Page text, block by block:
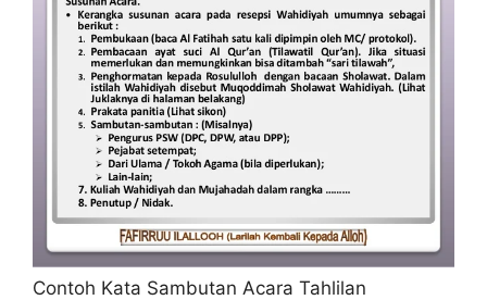
Contoh Kata Sambutan Acara Tahlilan